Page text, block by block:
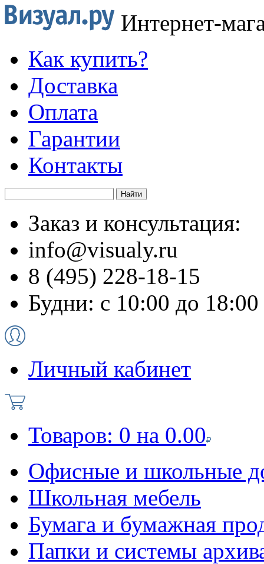
Интернет-
Как купить?
Доставка
Оплата
Гарантии
Контакты
Заказ и консультация:
info@visualy.ru
8 (495) 228-18-15
Будни: с 10:00 до 18:00
Личный кабинет
Товаров: 0 на 0.00
Офисные и школьные
Школьная мебель
Бумага и бумажная
Папки и системы